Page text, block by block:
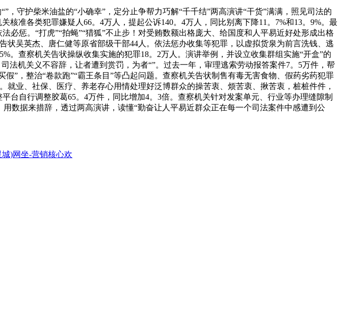
守护柴米油盐的“小确幸”，定分止争帮力巧解“千千结”两高演讲“干货”满满，照见司法的
准各类犯罪嫌疑人66。4万人，提起公诉140。4万人，同比别离下降11。7%和13。9%。最
惩。“打虎”“拍蝇”“猎狐”不止步！对受贿数额出格庞大、给国度和人平易近好处形成出格
吴英杰、唐仁健等原省部级干部44人。依法惩办收集等犯罪，以虚拟货泉为前言洗钱、逃
。查察机关告状操纵收集实施的犯罪18。2万人。演讲举例，并设立收集群组实施“开盒”的
法机关义不容辞，让者遭到赏罚，为者“”。过去一年，审理逃索劳动报答案件7。5万件，帮
”，整治“卷款跑”“霸王条目”等凸起问题。查察机关告状制售有毒无害食物、假药劣药犯罪
业、社保、医疗、养老存心用情处理好泛博群众的操苦衷、烦苦衷、揪苦衷，桩桩件件，
台自行调整胶葛65。4万件，同比增加4。3倍。查察机关针对发案单元、行业等办理缝隙制
数据来措辞，透过两高演讲，读懂“勤奋让人平易近群众正在每一个司法案件中感遭到公
)网坐-营销核心欢